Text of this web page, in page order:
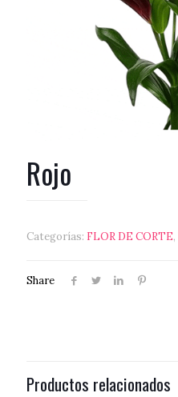
Rojo
Categorías: FLOR DE CORTE,
Share
Productos relacionados